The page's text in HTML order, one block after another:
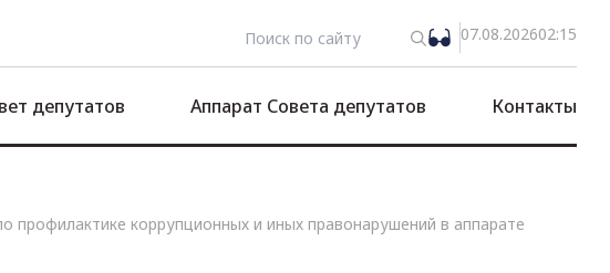
07.08.202602:15
депутатов Аппарат Совета депутатов Контакты
профилактике коррупционных и иных правонарушений в аппарате